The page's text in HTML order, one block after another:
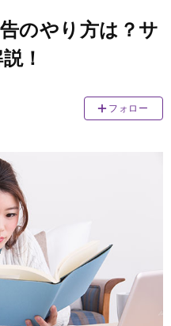
のやり方は？サ
！
フォロー